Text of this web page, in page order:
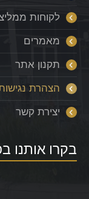
לקוחות
מאמרים
תקנון אתר
הצהרת
יצירת קשר
בקרו אותנו